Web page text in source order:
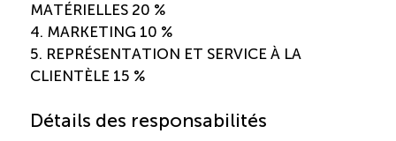
Compétences et formations
MATÉRIELLES 20 %
4. MARKETING 10 %
5. REPRÉSENTATION ET SERVICE À LA
CLIENTÈLE 15 %
Détails des responsabilités